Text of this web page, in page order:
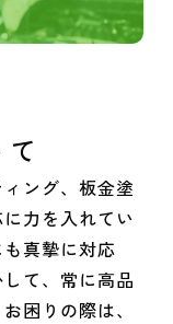
ング、板金塗
力を入れてい
真摯に対応
て、常に高品
困りの際は、